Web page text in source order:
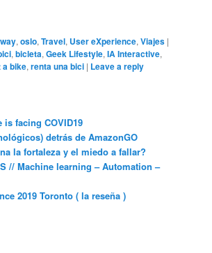
,oslo,Travel, User eXperience,Viajes |
,bicleta,Geek Lifestyle,IA Interactive,
a bike,renta una bici | Leave a reply
is facing COVID19
detrás de AmazonGO
la fortaleza y el miedo a fallar?
// Machine learning – Automation –
2019 Toronto ( la reseña )